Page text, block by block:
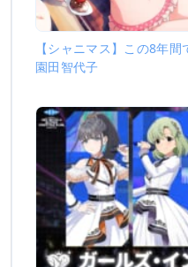
【シャニマス】この8年
園田智代子